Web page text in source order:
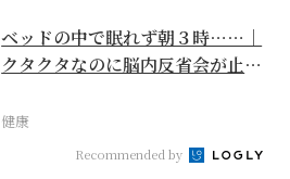
ベッドの中で眠れず朝３時……｜
クタクタなのに脳内反省会が止ま
健康
Recommended by